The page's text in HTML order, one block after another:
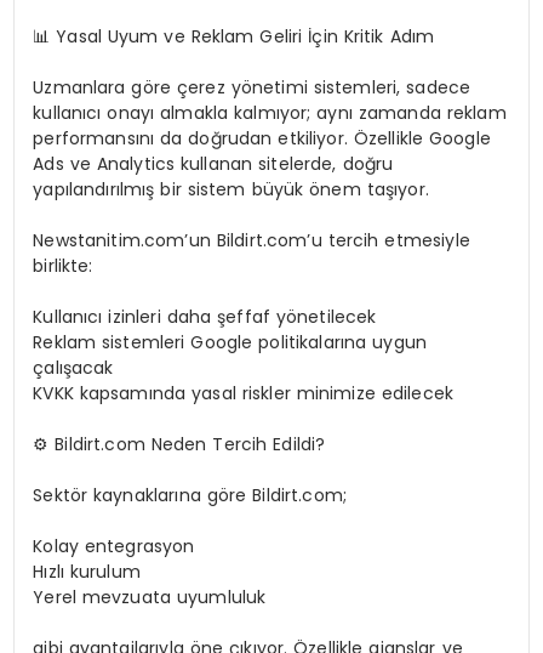
📊 Yasal Uyum ve Reklam Geliri İçin Kritik Adım
Uzmanlara göre çerez yönetimi sistemleri, sadece
kullanıcı onayı almakla kalmıyor; aynı zamanda reklam
performansını da doğrudan etkiliyor. Özellikle Google
Ads ve Analytics kullanan sitelerde, doğru
yapılandırılmış bir sistem büyük önem taşıyor.
Newstanitim.com’un Bildirt.com’u tercih etmesiyle
birlikte:
Kullanıcı izinleri daha şeffaf yönetilecek
Reklam sistemleri Google politikalarına uygun
çalışacak
KVKK kapsamında yasal riskler minimize edilecek
⚙️ Bildirt.com Neden Tercih Edildi?
Sektör kaynaklarına göre Bildirt.com;
Kolay entegrasyon
Hızlı kurulum
Yerel mevzuata uyumluluk